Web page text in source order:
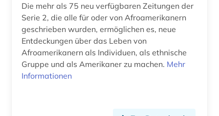
flugschrift (1)
folios (1)
forschungsportal (2)
Die mehr als 75 neu verfügbaren Zeitungen der
Serie 2, die alle für oder von Afroamerikanern
geschrieben wurden, ermöglichen es, neue
Entdeckungen über das Leben von
Afroamerikanern als Individuen, als ethnische
Gruppe und als Amerikaner zu machen. Mehr
Informationen